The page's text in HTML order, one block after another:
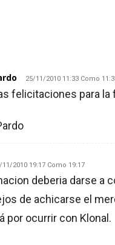
25/11/2010 11:33 Como
felicitaciones para la
11/2010 19:17 Como 19:17
deberia darse a
de achicarse el
por ocurrir con Klonal.